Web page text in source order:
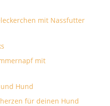
mit Nassfutter
mit
Hund
für deinen Hund